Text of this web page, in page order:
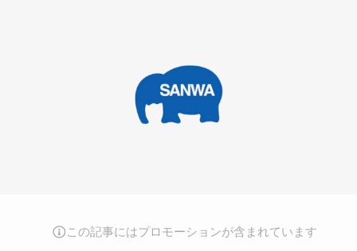
この記事にはプロモーションが含まれています